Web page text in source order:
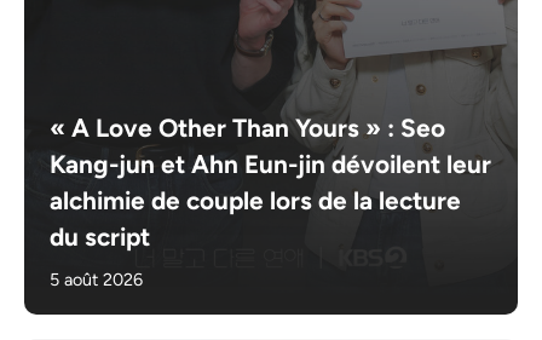
« A Love Other Than Yours » : Seo
Kang-jun et Ahn Eun-jin dévoilent leur
alchimie de couple lors de la lecture
du script
5 août 2026